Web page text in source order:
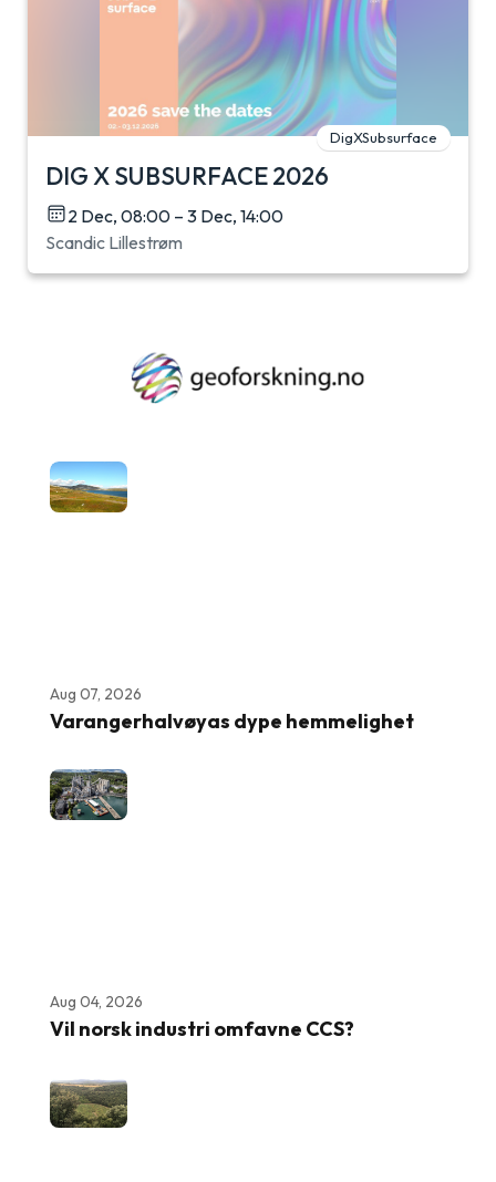
DigXSubsurface
DIG X SUBSURFACE 2026
2 Dec, 08:00 – 3 Dec, 14:00
Scandic Lillestrøm
Aug 07, 2026
Varangerhalvøyas dype hemmelighet
Aug 04, 2026
Vil norsk industri omfavne CCS?